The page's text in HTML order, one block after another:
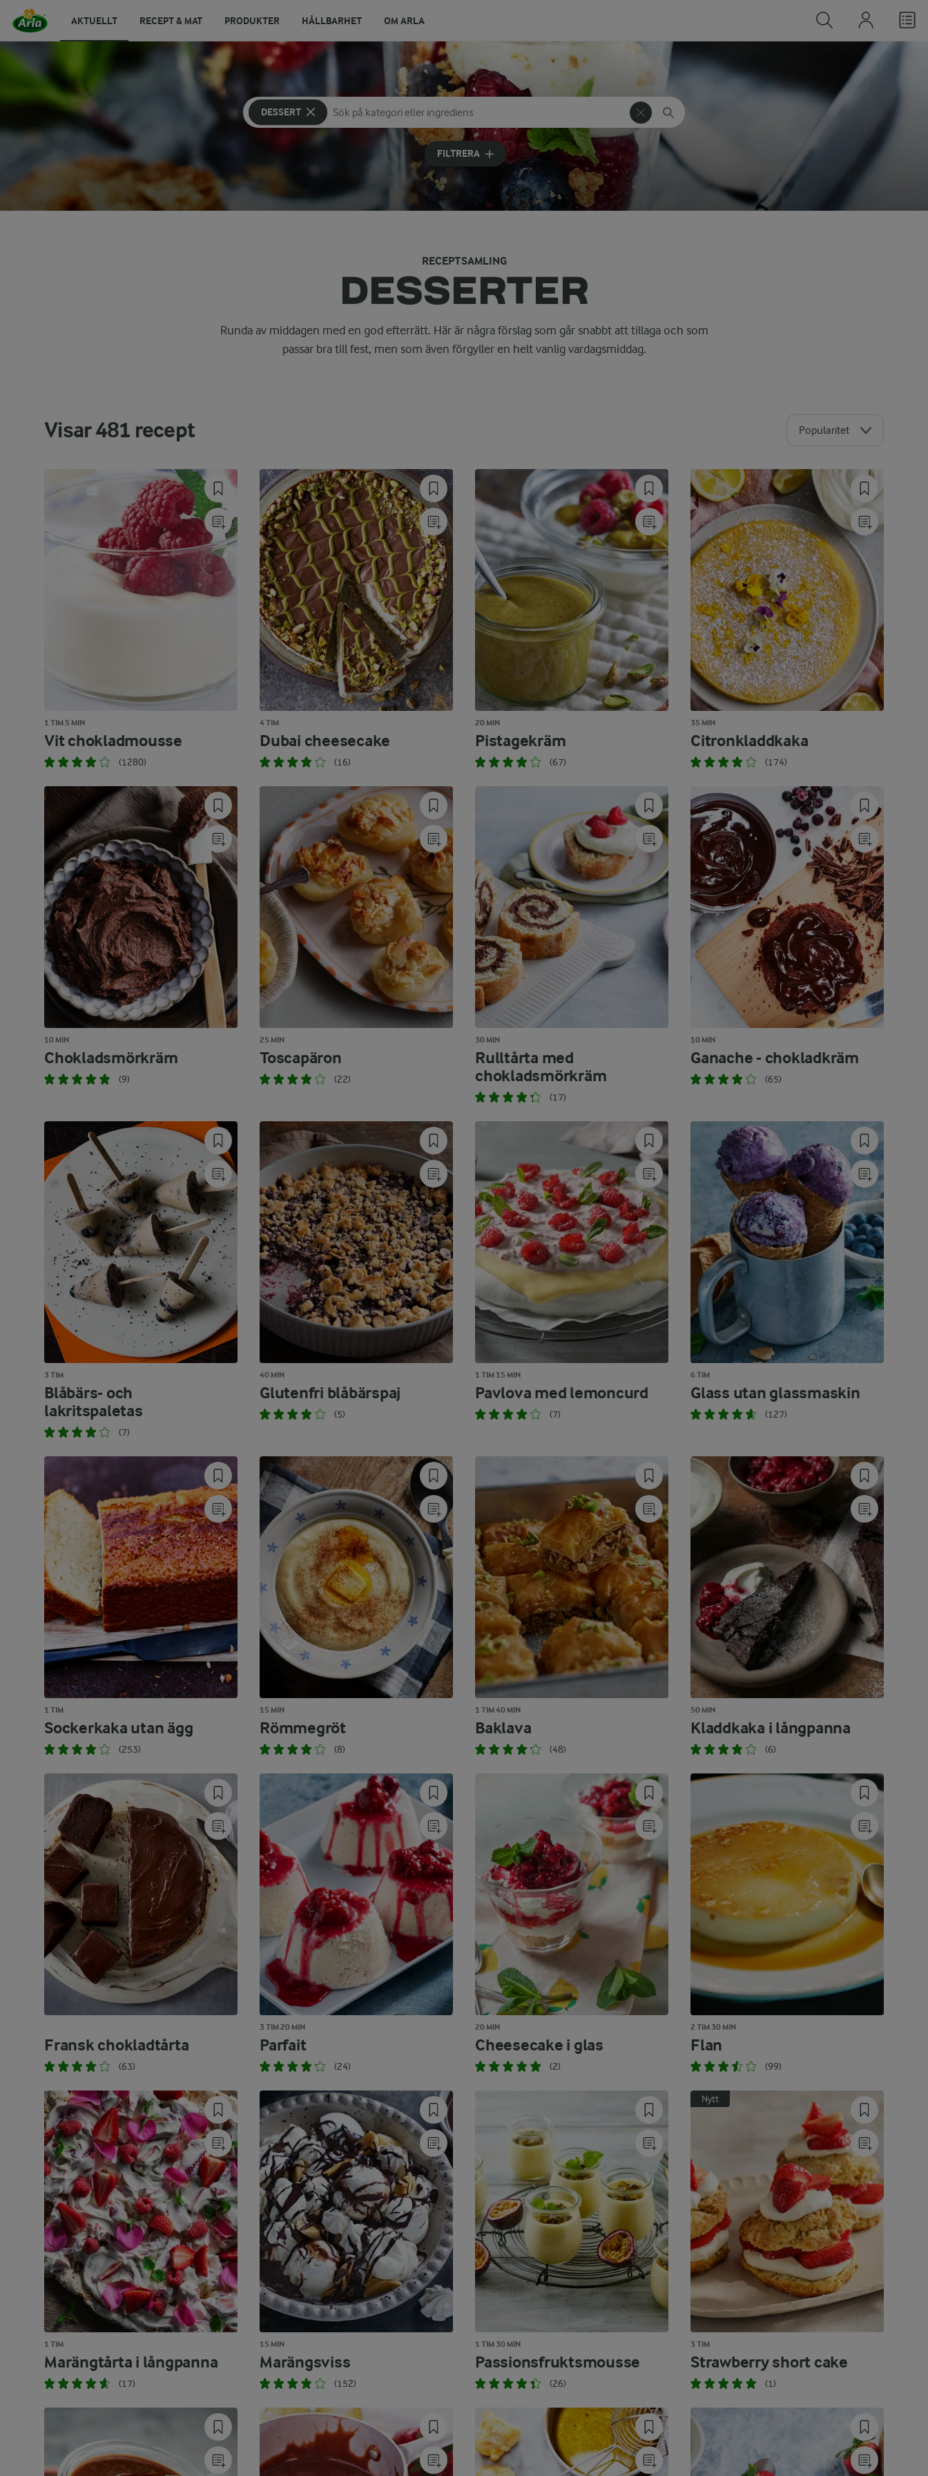
AKTUELLT RECEPT & MAT PRODUKTER HÅLLBARHET OM ARLA
DESSERT
Sök på kategori eller ingrediens
Skriv in sökord för att få förslag
FILTRERA
RECEPTSAMLING
DESSERTER
Runda av middagen med en god efterrätt. Här är några förslag som går snabbt att tillaga och som
passar bra till fest, men som även förgyller en helt vanlig vardagsmiddag.
Visar481 recept Popularitet
1 TIM 5 MIN
Vit chokladmousse
(1280)
4 TIM
Dubai cheesecake
(16)
20 MIN
Pistagekräm
(67)
35 MIN
Citronkladdkaka
(174)
10 MIN
Chokladsmörkräm
(9)
25 MIN
Toscapäron
(22)
30 MIN
Rulltårta med
chokladsmörkräm
(17)
10 MIN
Ganache - chokladkräm
(65)
3 TIM
Blåbärs- och
lakritspaletas
(7)
40 MIN
Glutenfri blåbärspaj
(5)
1 TIM 15 MIN
Pavlova med lemoncurd
(7)
6 TIM
Glass utan glassmaskin
(127)
1 TIM
Sockerkaka utan ägg
(253)
15 MIN
Römmegröt
(8)
1 TIM 40 MIN
Baklava
(48)
50 MIN
Kladdkaka i långpanna
(6)
Fransk chokladtårta
(63)
3 TIM 20 MIN
Parfait
(24)
20 MIN
Cheesecake i glas
(2)
2 TIM 30 MIN
Flan
(99)
1 TIM
Marängtårta i långpanna
(17)
15 MIN
Marängsviss
(152)
1 TIM 30 MIN
Passionsfruktsmousse
(26)
Nytt
3 TIM
Strawberry short cake
(1)